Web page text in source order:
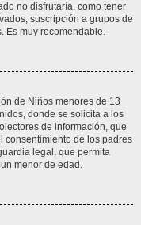
no disfrutaría, como tener
suscripción a grupos de
Es muy recomendable.
de Niños menores de 13
donde se solicita a los
de información, que
consentimiento de los padres
legal, que permita
menor de edad.